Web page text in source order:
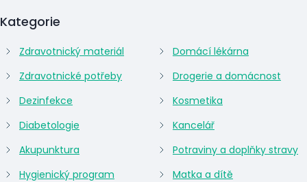
Kategorie
Zdravotnický materiál
Zdravotnické potřeby
Dezinfekce
Diabetologie
Akupunktura
Hygienický program
Domácí lékárna
Drogerie a domácnost
Kosmetika
Kancelář
Potraviny a doplňky stravy
Matka a dítě